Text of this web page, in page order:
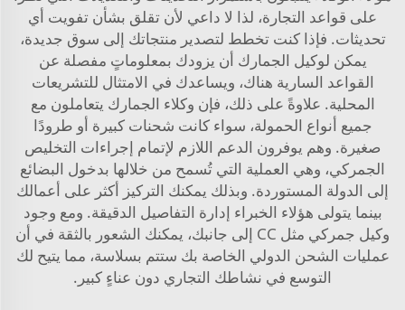
على قواعد التجارة، لذا لا داعي لأن تقلق بشأن تفويت أي
تحديثات. فإذا كنت تخطط لتصدير منتجاتك إلى سوق جديدة،
يمكن لوكيل الجمارك أن يزودك بمعلوماتٍ مفصلة عن
القواعد السارية هناك، ويساعدك في الامتثال للتشريعات
المحلية. علاوةً على ذلك، فإن وكلاء الجمارك يتعاملون مع
جميع أنواع الحمولة، سواء كانت شحنات كبيرة أو طرودًا
صغيرة. وهم يوفرون الدعم اللازم لإتمام إجراءات التخليص
الجمركي، وهي العملية التي تُسمح من خلالها بدخول البضائع
إلى الدولة المستوردة. وبذلك يمكنك التركيز أكثر على أعمالك
بينما يتولى هؤلاء الخبراء إدارة التفاصيل الدقيقة. ومع وجود
وكيل جمركي مثل CC إلى جانبك، يمكنك الشعور بالثقة في أن
عمليات الشحن الدولي الخاصة بك ستتم بسلاسة، مما يتيح لك
التوسع في نشاطك التجاري دون عناءٍ كبير.